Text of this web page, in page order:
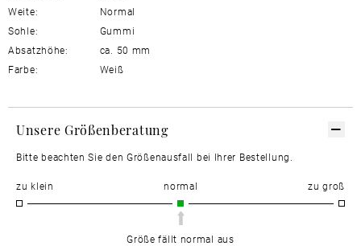
Weite:
Normal
Sohle:
Gummi
Absatzhöhe:
ca. 50 mm
Farbe:
Weiß
Unsere Größenberatung
Bitte beachten Sie den Größenausfall bei Ihrer Bestellung.
zu klein normal zu groß
Größe fällt normal aus